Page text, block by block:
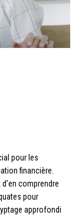
pour les
financière.
comprendre
pour
approfondi